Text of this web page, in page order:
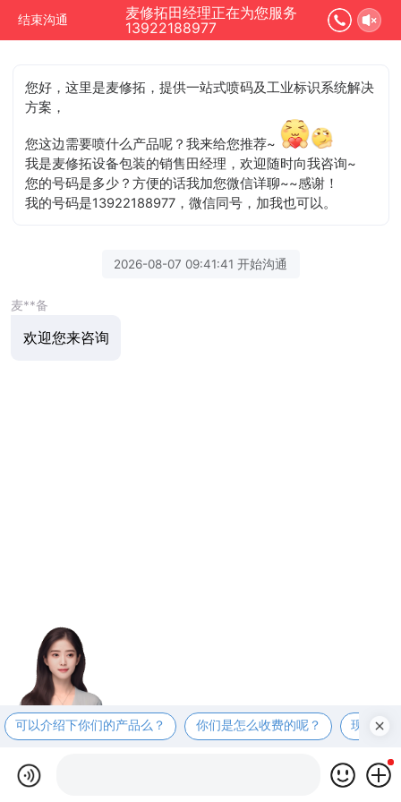
结束沟通
麦修拓田经理正在为您服务
13922188977
您好，这里是麦修拓，提供一站式喷码及工业标识系统解决
方案，
您这边需要喷什么产品呢？我来给您推荐~
我是麦修拓设备包装的销售田经理，欢迎随时向我咨询~
您的号码是多少？方便的话我加您微信详聊~~感谢！
我的号码是13922188977，微信同号，加我也可以。
2026-08-07 09:41:41 开始沟通
麦**备
欢迎您来咨询
可以介绍下你们的产品么？ 你们是怎么收费的呢？ 现在有